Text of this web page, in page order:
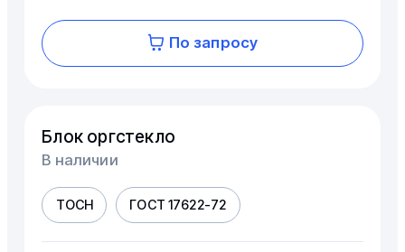
По запросу
Блок оргстекло
В наличии
ТОСН ГОСТ 17622-72